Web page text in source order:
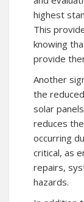
highest
This
knowing
provide
Another
the
solar
reduces
occurring
critical, as
repairs,
hazards.